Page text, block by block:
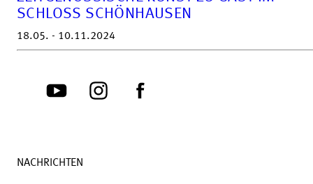
SCHLOSS SCHÖNHAUSEN
18.05. - 10.11.2024
NACHRICHTEN